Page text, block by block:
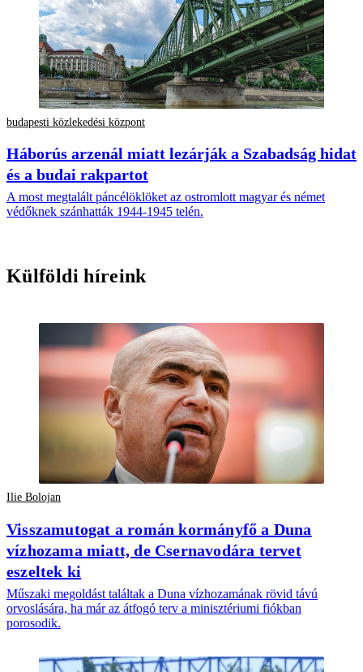
budapesti közlekedési központ
Háborús arzenál miatt lezárják a Szabadság hidat
és a budai rakpartot
A most megtalált páncélöklöket az ostromlott magyar és német
védőknek szánhatták 1944-1945 telén.
Külföldi híreink
Ilie Bolojan
Visszamutogat a román kormányfő a Duna
vízhozama miatt, de Csernavodára tervet
eszeltek ki
Műszaki megoldást találtak a Duna vízhozamának rövid távú
orvoslására, ha már az átfogó terv a minisztériumi fiókban
porosodik.